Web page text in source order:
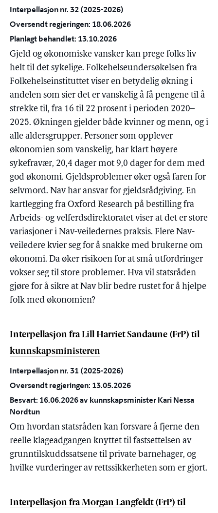
Interpellasjon nr. 32 (2025-2026)
Oversendt regjeringen: 18.06.2026
Planlagt behandlet: 13.10.2026
Gjeld og økonomiske vansker kan prege folks liv
helt til det sykelige. Folkehelseundersøkelsen fra
Folkehelseinstituttet viser en betydelig økning i
andelen som sier det er vanskelig å få pengene til å
strekke til, fra 16 til 22 prosent i perioden 2020–
2025. Økningen gjelder både kvinner og menn, og i
alle aldersgrupper. Personer som opplever
økonomien som vanskelig, har klart høyere
sykefravær, 20,4 dager mot 9,0 dager for dem med
god økonomi. Gjeldsproblemer øker også faren for
selvmord. Nav har ansvar for gjeldsrådgiving. En
kartlegging fra Oxford Research på bestilling fra
Arbeids- og velferdsdirektoratet viser at det er store
variasjoner i Nav-veiledernes praksis. Flere Nav-
veiledere kvier seg for å snakke med brukerne om
økonomi. Da øker risikoen for at små utfordringer
vokser seg til store problemer. Hva vil statsråden
gjøre for å sikre at Nav blir bedre rustet for å hjelpe
folk med økonomien?
Interpellasjon fra Lill Harriet Sandaune (FrP) til
kunnskapsministeren
Interpellasjon nr. 31 (2025-2026)
Oversendt regjeringen: 13.05.2026
Besvart: 16.06.2026 av kunnskapsminister Kari Nessa
Nordtun
Om hvordan statsråden kan forsvare å fjerne den
reelle klageadgangen knyttet til fastsettelsen av
grunntilskuddssatsene til private barnehager, og
hvilke vurderinger av rettssikkerheten som er gjort.
Interpellasjon fra Morgan Langfeldt (FrP) til